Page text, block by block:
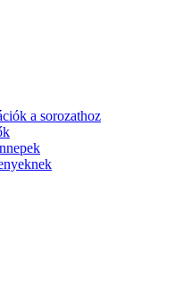
a sorozathoz